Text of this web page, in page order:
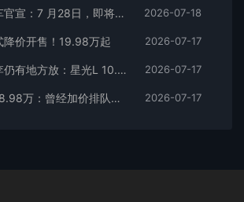
极氪大五座新车官宣：7 月28日，即将上市 2026-07-18
降价开售！19.98万起 2026-07-17
六人满座，行李仍有地方放：星光L 10.98万元起 2026-07-17
丰田赛那杀到18.98万：曾经加价排队的MPV，这次真把价格打下来了 2026-07-17